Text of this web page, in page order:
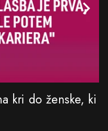
kri do ženske, ki